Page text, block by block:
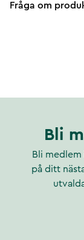
Fråga om
Bli
Bli
på ditt